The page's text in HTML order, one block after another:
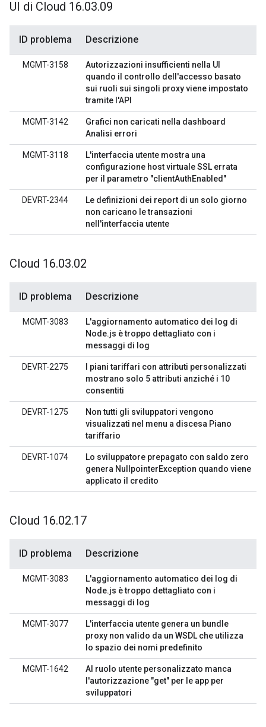
UI di Cloud 16.03.09
ID problema Descrizione
MGMT-3158
Autorizzazioni insufficienti nella UI
quando il controllo dell'accesso basato
sui ruoli sui singoli proxy viene impostato
tramite l'API
MGMT-3142
Grafici non caricati nella dashboard
Analisi errori
MGMT-3118
L'interfaccia utente mostra una
configurazione host virtuale SSL errata
per il parametro "clientAuthEnabled"
DEVRT-2344
Le definizioni dei report di un solo giorno
non caricano le transazioni
nell'interfaccia utente
Cloud 16.03.02
ID problema Descrizione
MGMT-3083
L'aggiornamento automatico dei log di
Node.js è troppo dettagliato con i
messaggi di log
DEVRT-2275
I piani tariffari con attributi personalizzati
mostrano solo 5 attributi anziché i 10
consentiti
DEVRT-1275
Non tutti gli sviluppatori vengono
visualizzati nel menu a discesa Piano
tariffario
DEVRT-1074
Lo sviluppatore prepagato con saldo zero
genera NullpointerException quando viene
applicato il credito
Cloud 16.02.17
ID problema Descrizione
MGMT-3083
L'aggiornamento automatico dei log di
Node.js è troppo dettagliato con i
messaggi di log
MGMT-3077
L'interfaccia utente genera un bundle
proxy non valido da un WSDL che utilizza
lo spazio dei nomi predefinito
MGMT-1642
Al ruolo utente personalizzato manca
l'autorizzazione "get" per le app per
sviluppatori